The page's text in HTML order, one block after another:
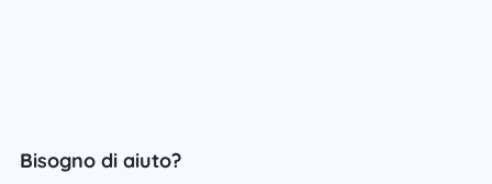
Bisogno di aiuto?